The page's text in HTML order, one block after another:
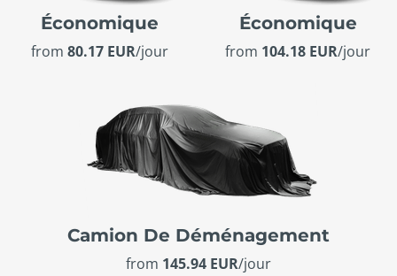
Économique
from 80.17 EUR/jour
Économique
from 104.18 EUR/jour
Camion De Déménagement
from 145.94 EUR/jour